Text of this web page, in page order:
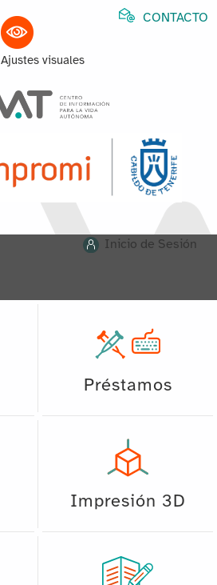
Ajustes visuales
CONTACTO
Inicio de Sesión
Préstamos
Impresión 3D